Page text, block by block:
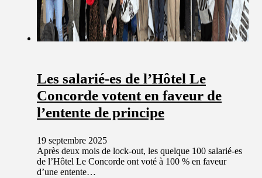
Les salarié-es de l’Hôtel Le
Concorde votent en faveur de
l’entente de principe
19 septembre 2025
Après deux mois de lock-out, les quelque 100 salarié-es
de l’Hôtel Le Concorde ont voté à 100 % en faveur
d’une entente…